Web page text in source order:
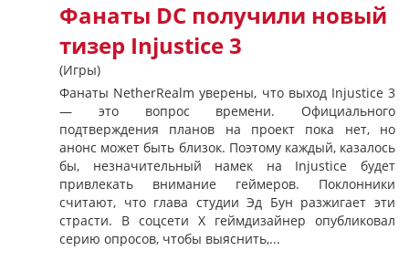
Фанаты DC получили новый
тизер Injustice 3
(Игры)
Фанаты NetherRealm уверены, что выход Injustice 3
— это вопрос времени. Официального
подтверждения планов на проект пока нет, но
анонс может быть близок. Поэтому каждый, казалось
бы, незначительный намек на Injustice будет
привлекать внимание геймеров. Поклонники
считают, что глава студии Эд Бун разжигает эти
страсти. В соцсети X геймдизайнер опубликовал
серию опросов, чтобы выяснить,...